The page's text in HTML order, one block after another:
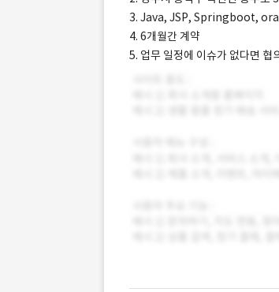
3. Java, JSP, Springboot,
4. 6개월간 계약
5. 업무 일정에 이슈가 없다면 협